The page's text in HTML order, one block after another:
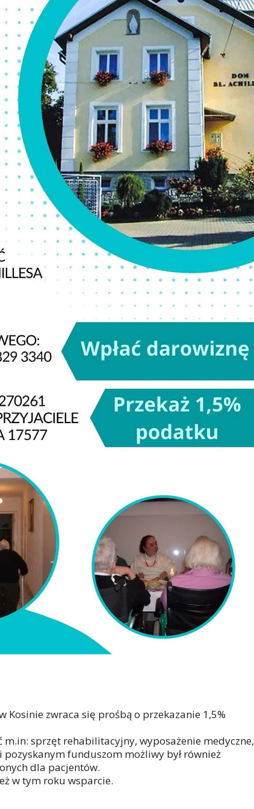
Kosinie zwraca się prośbą o przekazanie 1,5%
sprzęt rehabilitacyjny, wyposażenie medyczne,
funduszom możliwy był również
dla pacjentów.
w tym roku wsparcie.